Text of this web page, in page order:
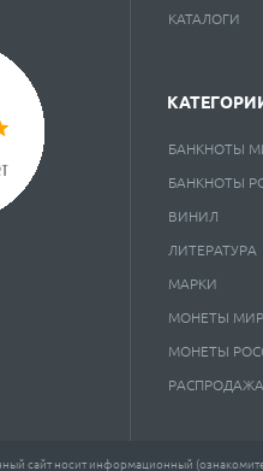
КАТАЛОГИ
сайт носит информационный
БАНКНОТЫ
БАНКНОТЫ
ВИНИЛ
ЛИТЕРАТУРА
МАРКИ
МОНЕТЫ
МОНЕТЫ
РАСПРОДАЖА